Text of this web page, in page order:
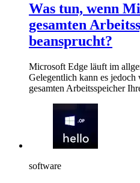
Was tun, wenn
gesamten
beansprucht?
Microsoft Edge läuft im
Gelegentlich kann es jedoch
gesamten Arbeitsspeicher
software